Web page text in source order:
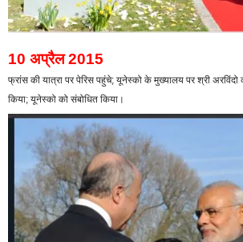
10 अप्रैल 2015
फ्रांस की यात्रा पर पेरिस पहुंचे; यूनेस्को के मुख्यालय पर श्री अरविंदो
किया; यूनेस्को को संबोधित किया।